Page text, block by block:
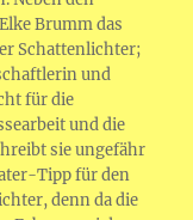
y
Brumm das
Schattenlichter;
und
für die
und die
sie ungefähr
Tipp für den
denn da die